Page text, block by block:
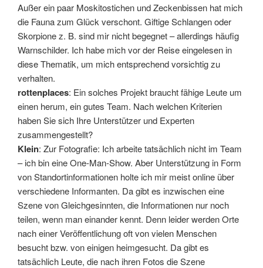
Außer ein paar Moskitostichen und Zeckenbissen hat mich
die Fauna zum Glück verschont. Giftige Schlangen oder
Skorpione z. B. sind mir nicht begegnet – allerdings häufig
Warnschilder. Ich habe mich vor der Reise eingelesen in
diese Thematik, um mich entsprechend vorsichtig zu
verhalten.
rottenplaces: Ein solches Projekt braucht fähige Leute um
einen herum, ein gutes Team. Nach welchen Kriterien
haben Sie sich Ihre Unterstützer und Experten
zusammengestellt?
Klein: Zur Fotografie: Ich arbeite tatsächlich nicht im Team
– ich bin eine One-Man-Show. Aber Unterstützung in Form
von Standortinformationen holte ich mir meist online über
verschiedene Informanten. Da gibt es inzwischen eine
Szene von Gleichgesinnten, die Informationen nur noch
teilen, wenn man einander kennt. Denn leider werden Orte
nach einer Veröffentlichung oft von vielen Menschen
besucht bzw. von einigen heimgesucht. Da gibt es
tatsächlich Leute, die nach ihren Fotos die Szene